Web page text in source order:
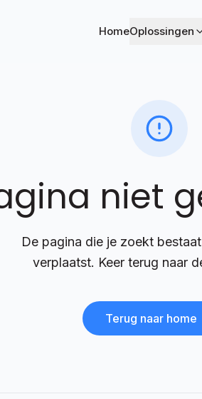
HomeOplossingen
niet
De pagina die je zoekt
verplaatst. Keer terug naar
Terug naar home